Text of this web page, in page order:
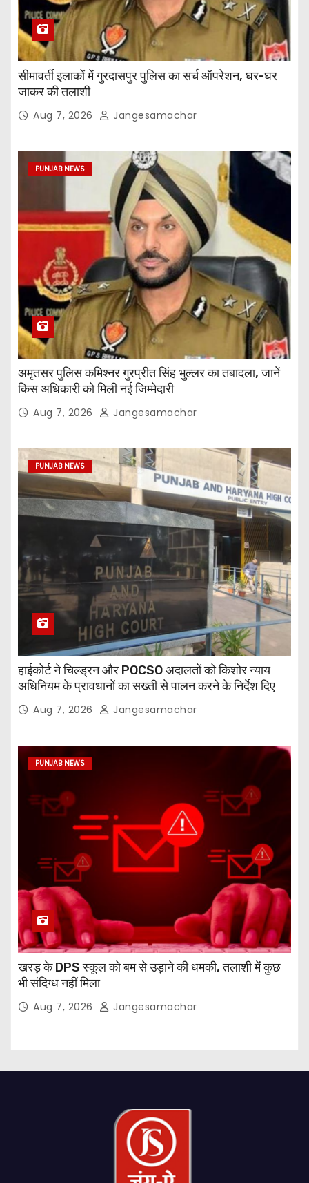
सीमावर्ती इलाकों में गुरदासपुर पुलिस का सर्च ऑपरेशन, घर-घर
जाकर की तलाशी
Aug 7, 2026 Jangesamachar
PUNJAB NEWS
अमृतसर पुलिस कमिश्नर गुरप्रीत सिंह भुल्लर का तबादला, जानें
किस अधिकारी को मिली नई जिम्मेदारी
Aug 7, 2026 Jangesamachar
PUNJAB NEWS
हाईकोर्ट ने चिल्ड्रन और POCSO अदालतों को किशोर न्याय
अधिनियम के प्रावधानों का सख्ती से पालन करने के निर्देश दिए
Aug 7, 2026 Jangesamachar
PUNJAB NEWS
खरड़ के DPS स्कूल को बम से उड़ाने की धमकी, तलाशी में कुछ
भी संदिग्ध नहीं मिला
Aug 7, 2026 Jangesamachar